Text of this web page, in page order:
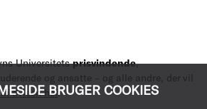
BRUGER COOKIES
Universitetsprisvindende,
og ansatte – og alle andre, der vil
avisen her.